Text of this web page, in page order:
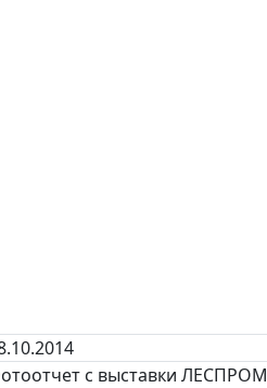
с выставки